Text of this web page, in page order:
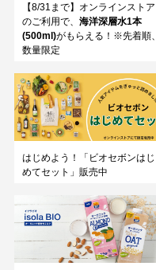
【8/31まで】オンラインストア
のご利用で、 海洋深層水1本
(500ml)がもらえる！※先着順、
数量限定
はじめよう！「ビオセボンはじ
めてセット」販売中